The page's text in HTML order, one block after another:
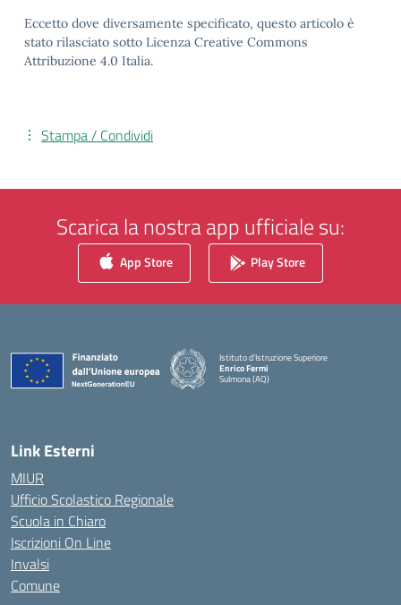
Eccetto dove diversamente specificato, questo articolo è
stato rilasciato sotto Licenza Creative Commons
Attribuzione 4.0 Italia.
Stampa / Condividi
Scarica la nostra app ufficiale su:
App Store Play Store
Istituto d'Istruzione Superiore
Enrico Fermi
Sulmona (AQ)
Link Esterni
MIUR
Ufficio Scolastico Regionale
Scuola in Chiaro
Iscrizioni On Line
Invalsi
Comune